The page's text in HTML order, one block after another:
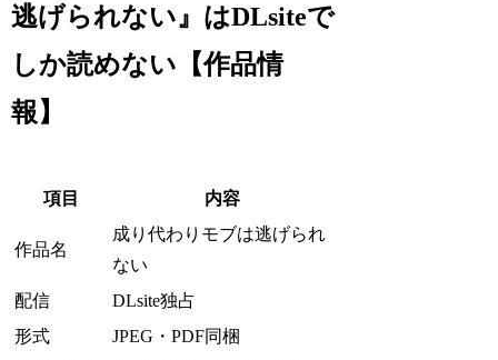
逃げられない』はDLsiteで
しか読めない【作品情
報】
項目 内容
作品名
成り代わりモブは逃げられ
ない
配信
DLsite独占
形式
JPEG・PDF同梱